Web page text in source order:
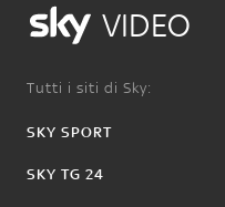
VIDEO
Tutti i siti di Sky:
SKY SPORT
SKY TG 24